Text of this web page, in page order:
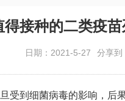
得接种的二类疫
日期：2021-5-27 分享到
受到细菌病毒的影响，后